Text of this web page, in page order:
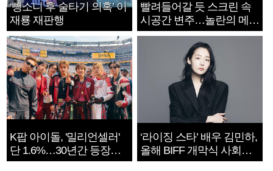
‘뺑소니 후 술타기 의혹’ 이
재룡 재판행
빨려들어갈 듯 스크린 속
시공간 변주…놀란의 메시
지는 ‘전쟁 속죄’
K팝 아이돌, '밀리언셀러'
단 1.6%…30년간 등장
1182개팀 전수조사
‘라이징 스타’ 배우 김민하,
올해 BIFF 개막식 사회자
확정